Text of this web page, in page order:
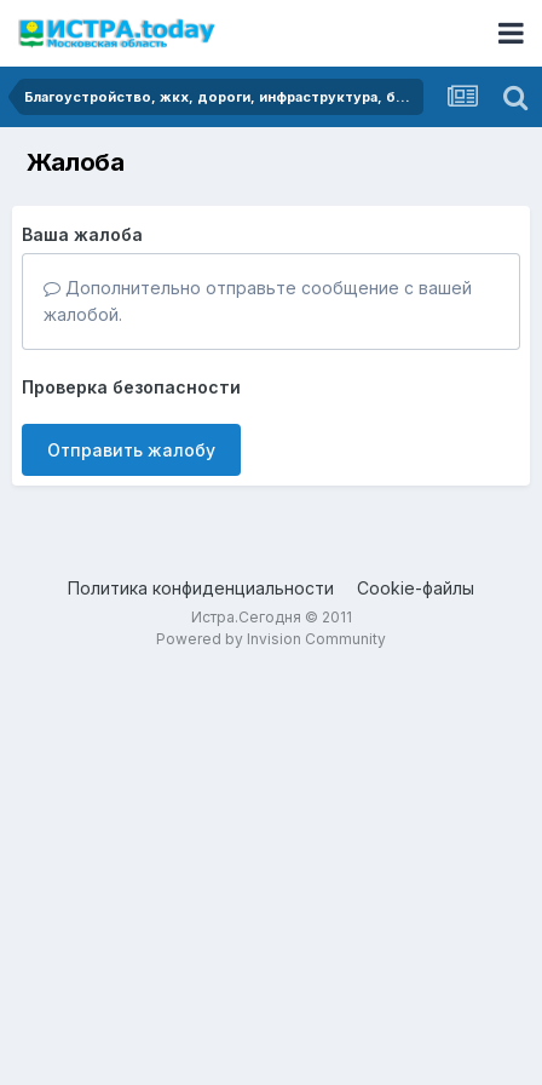
Благоустройство, жкх, дороги, инфраструктура, безопасность
Жалоба
Ваша жалоба
Дополнительно отправьте сообщение с вашей
жалобой.
Проверка безопасности
Отправить жалобу
Политика конфиденциальности Cookie-файлы
Истра.Сегодня © 2011
Powered by Invision Community